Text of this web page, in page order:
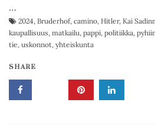
…
2024, Bruderhof, camino, Hitler, Kai
kaupallisuus, matkailu, pappi, politiikka,
tie, uskonnot, yhteiskunta
SHARE